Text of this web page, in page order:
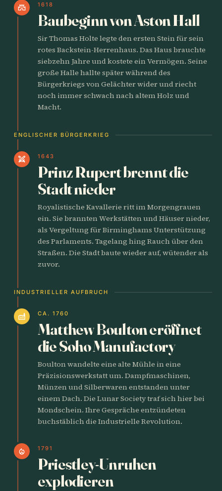
castle 1618
Baubeginn von Aston Hall
Sir Thomas Holte legte den ersten Stein für sein
rotes Backstein-Herrenhaus. Das Haus brauchte
siebzehn Jahre und kostete ein Vermögen. Seine
große Halle hallte später während des
Bürgerkriegs von Gelächter wider und riecht
noch immer schwach nach altem Holz und
Macht.
ENGLISCHER BÜRGERKRIEG
swords 1643
Prinz Rupert brennt die
Stadt nieder
Royalistische Kavallerie ritt im Morgengrauen
ein. Sie brannten Werkstätten und Häuser nieder,
als Vergeltung für Birminghams Unterstützung
des Parlaments. Tagelang hing Rauch über den
Straßen. Die Stadt baute wieder auf, wütender als
zuvor.
INDUSTRIELLER AUFBRUCH
factory CA. 1760
Matthew Boulton eröffnet
die Soho Manufactory
Boulton wandelte eine alte Mühle in eine
Präzisionswerkstatt um. Dampfmaschinen,
Münzen und Silberwaren entstanden unter
einem Dach. Die Lunar Society traf sich hier bei
Mondschein. Ihre Gespräche entzündeten
buchstäblich die Industrielle Revolution.
local_fire_department 1791
Priestley-Unruhen
explodieren